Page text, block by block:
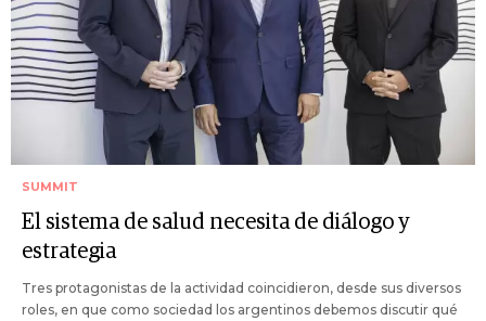
SUMMIT
El sistema de salud necesita de diálogo y
estrategia
Tres protagonistas de la actividad coincidieron, desde sus diversos
roles, en que como sociedad los argentinos debemos discutir qué